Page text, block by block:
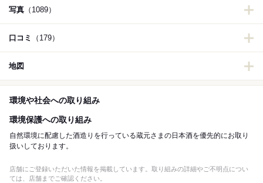
写真 （1089）
口コミ （179）
地図
環境や社会への取り組み
環境保護への取り組み
自然環境に配慮した酒造りを行っている蔵元さまの日本酒を優先的にお取り
扱いしております。
店舗にご登録いただいた情報を掲載しています。取り組みの詳細やご不明点につい
ては、店舗までご確認ください。